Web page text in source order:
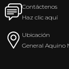
Contáctenos
Haz clic aquí
Ubicación
General Aquino